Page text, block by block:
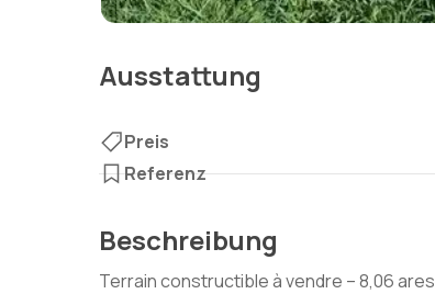
Ausstattung
Preis
Referenz
Beschreibung
Terrain constructible à vendre – 8,06 ares